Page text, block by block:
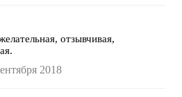
отзывчивая,
2018